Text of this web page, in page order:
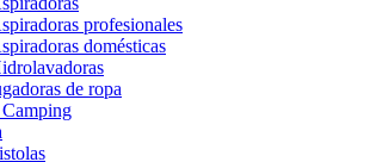
profesionales
domésticas
de ropa
Camping